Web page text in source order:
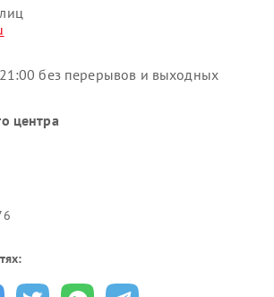
без перерывов и выходных
центра